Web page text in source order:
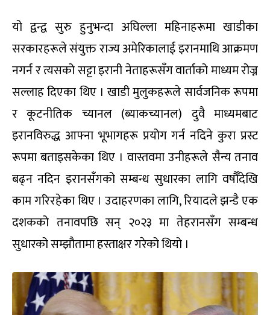
यो द्वन्द्व सुरु हुनुभन्दा अघिल्ला महिनाहरूमा खाडीका
सरकारहरूले संयुक्त राज्य अमेरिकालाई इरानमाथि आक्रमण
नगर्न र त्यसको सट्टा इरानी नेताहरूसँग वार्ताको माध्यम रोज्न
सल्लाह दिएका थिए । खाडी मुलुकहरूले सार्वजनिक रूपमा
र कूटनीतिक च्यानल (ब्याकच्यानल) दुवै माध्यमबाट
इरानविरुद्ध आफ्ना भूभागहरू प्रयोग गर्न नदिने कुरा प्रस्ट
रूपमा बताइसकेका थिए । वास्तवमा उनीहरूले सैन्य तनाव
बढ्न नदिन इरानसँगको सम्बन्ध सुधारका लागि वर्षौँदेखि
काम गरिरहेका थिए । उदाहरणका लागि, रियादले झन्डै एक
दशकको तनावपछि सन् २०२३ मा तेहरानसँग सम्बन्ध
सुधारको सम्झौतामा हस्ताक्षर गरेको थियो ।